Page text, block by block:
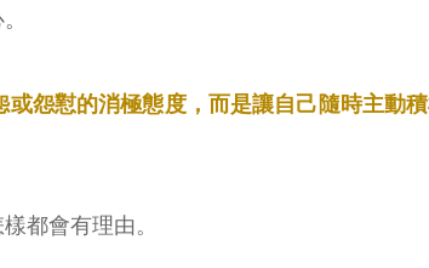
怨懟的消極態度，而是讓自己隨時主動
都會有理由。